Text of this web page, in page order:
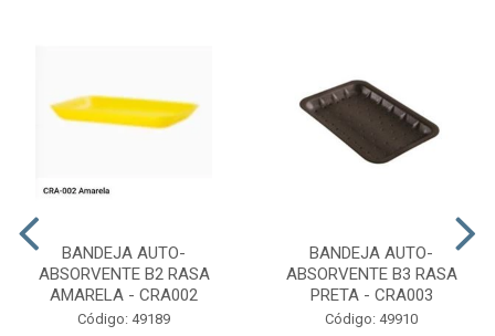
BANDEJA AUTO-
ABSORVENTE B2 RASA
AMARELA - CRA002
Código: 49189
BANDEJA AUTO-
ABSORVENTE B3 RASA
PRETA - CRA003
Código: 49910